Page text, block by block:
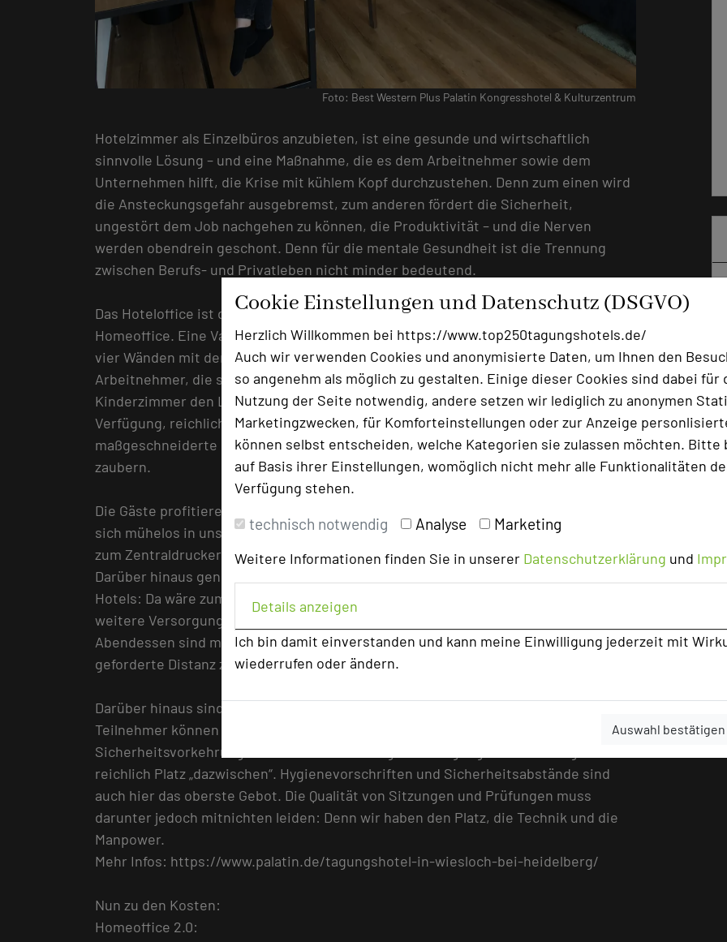
Cookie Einstellungen und Datenschutz (DSGVO)
Herzlich Willkommen bei https://www.top250tagungshotels.de/
Auch wir verwenden Cookies und anonymisierte Daten, um Ihnen den
so angenehm als möglich zu gestalten. Einige dieser Cookies sind dabei für
Nutzung der Seite notwendig, andere setzen wir lediglich zu anonymen
Marketingzwecken, für Komforteinstellungen oder zur Anzeige
können selbst entscheiden, welche Kategorien sie zulassen möchten. Bitte
auf Basis ihrer Einstellungen, womöglich nicht mehr alle Funktionalitäten
Verfügung stehen.
technisch notwendig Analyse Marketing
Weitere Informationen finden Sie in unserer Datenschutzerklärung und
Details anzeigen
Ich bin damit einverstanden und kann meine Einwilligung jederzeit mit
wiederrufen oder ändern.
Auswahl bestätigen
Foto: Best Western Plus Palatin Kongresshotel & Kulturzentrum
Hotelzimmer als Einzelbüros anzubieten, ist eine gesunde und wirtschaftlich
sinnvolle Lösung – und eine Maßnahme, die es dem Arbeitnehmer sowie dem
Unternehmen hilft, die Krise mit kühlem Kopf durchzustehen. Denn zum einen wird
die Ansteckungsgefahr ausgebremst, zum anderen fördert die Sicherheit,
ungestört dem Job nachgehen zu können, die Produktivität – und die Nerven
werden obendrein geschont. Denn für die mentale Gesundheit ist die Trennung
zwischen Berufs- und Privatleben nicht minder bedeutend.
Das Hoteloffice ist der Königsweg für das Gebot der Stunde: Das viel gepriesene
Homeoffice. Eine Variante, welche die Pandemie-Ausweichlösung in den eigenen
vier Wänden mit den Vorteilen der Business-Hotelerie vereint. Nicht nur für jene
Arbeitnehmer, die sonst in der Küche, im beengten Wohnzimmer oder gar im
Kinderzimmer den Laptop aufschlagen müssten. Das Palatin hat 136 Zimmer zur
Verfügung, reichlich Platz also, um auch in dieser Krisensituation
maßgeschneiderte Konzepte und individuelle Alternativen aus dem Baukasten zu
zaubern.
Die Gäste profitieren darüber hinaus von unser ausgefeilten Technik: Sie können
sich mühelos in unser Firmennetzwerk einwählen und haben damit auch Zugang
zum Zentraldrucker. Highspeed-W-LAN gehört bei uns schon lange zum Standard.
Darüber hinaus genießen die arbeitenden Gäste alle Annehmlichkeiten eines
Hotels: Da wäre zum einen die Dolce Gusto-Kaffeemaschine im Zimmer, aber auch
weitere Versorgungsleistungen wie Getränke, Snacks und Mittag- sowie
Abendessen sind mit einer Pauschale buchbar. Selbstverständlich wahren wir die
geforderte Distanz zwischen Gast und Hotelmitarbeiter.
Darüber hinaus sind im Palatin auch Prüfungen und Sitzungen möglich. Die
Teilnehmer können auf die strikte Einhaltung aller Corona-
Sicherheitsvorkehrungen vertrauen: Unsere großen Tagungsräume ermöglichen
reichlich Platz „dazwischen“. Hygienevorschriften und Sicherheitsabstände sind
auch hier das oberste Gebot. Die Qualität von Sitzungen und Prüfungen muss
darunter jedoch mitnichten leiden: Denn wir haben den Platz, die Technik und die
Manpower.
Mehr Infos: https://www.palatin.de/tagungshotel-in-wiesloch-bei-heidelberg/
Nun zu den Kosten:
Homeoffice 2.0: